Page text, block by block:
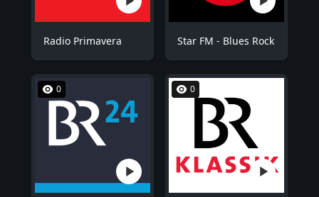
Radio Primavera Star FM - Blues Rock
0 0